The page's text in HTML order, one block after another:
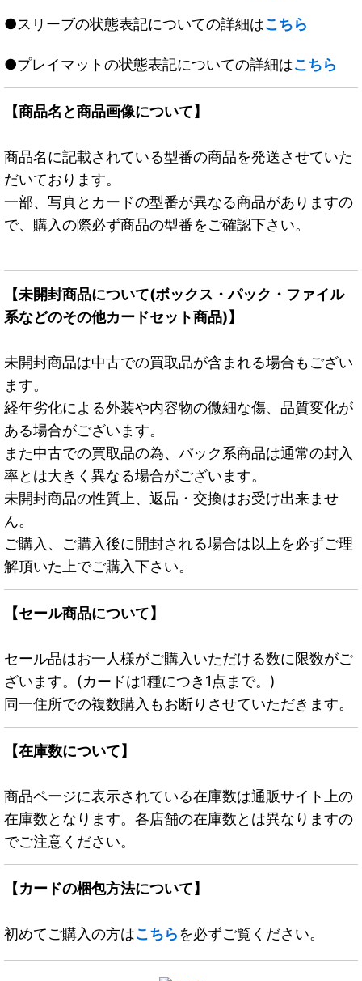
●スリーブの状態表記についての詳細はこちら
●プレイマットの状態表記についての詳細はこちら
【商品名と商品画像について】
商品名に記載されている型番の商品を発送させていた
だいております。
一部、写真とカードの型番が異なる商品がありますの
で、購入の際必ず商品の型番をご確認下さい。
【未開封商品について(ボックス・パック・ファイル
系などのその他カードセット商品)】
未開封商品は中古での買取品が含まれる場合もござい
ます。
経年劣化による外装や内容物の微細な傷、品質変化が
ある場合がございます。
また中古での買取品の為、パック系商品は通常の封入
率とは大きく異なる場合がございます。
未開封商品の性質上、返品・交換はお受け出来ませ
ん。
ご購入、ご購入後に開封される場合は以上を必ずご理
解頂いた上でご購入下さい。
【セール商品について】
セール品はお一人様がご購入いただける数に限数がご
ざいます。(カードは1種につき1点まで。)
同一住所での複数購入もお断りさせていただきます。
【在庫数について】
商品ページに表示されている在庫数は通販サイト上の
在庫数となります。各店舗の在庫数とは異なりますの
でご注意ください。
【カードの梱包方法について】
初めてご購入の方はこちらを必ずご覧ください。